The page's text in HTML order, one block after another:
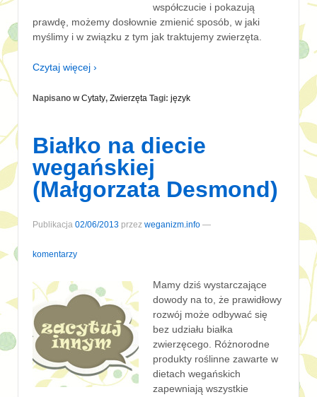
współczucie i pokazują
prawdę, możemy dosłownie zmienić sposób, w jaki
myślimy i w związku z tym jak traktujemy zwierzęta.
Czytaj więcej ›
Napisano wCytaty, Zwierzęta Tagi: język
Białko na diecie
wegańskiej
(Małgorzata Desmond)
Publikacja 02/06/2013 przez weganizm.info —
komentarzy
Mamy dziś wystarczające
dowody na to, że prawidłowy
rozwój może odbywać się
bez udziału białka
zwierzęcego. Różnorodne
produkty roślinne zawarte w
dietach wegańskich
zapewniają wszystkie